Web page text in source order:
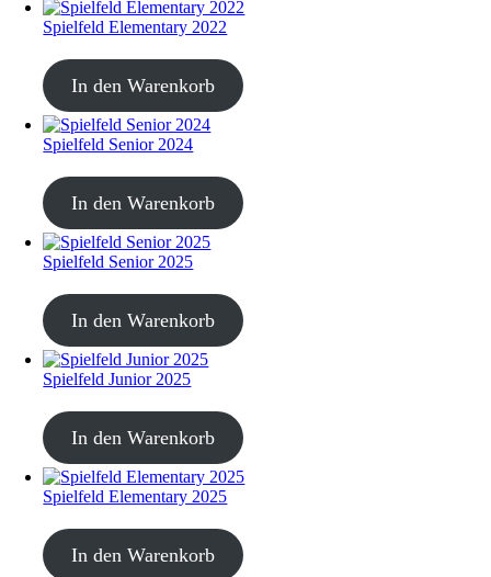
Spielfeld Elementary 2022
CHF20.00
In den Warenkorb
Spielfeld Senior 2024
CHF20.00
In den Warenkorb
Spielfeld Senior 2025
CHF30.00
In den Warenkorb
Spielfeld Junior 2025
CHF30.00
In den Warenkorb
Spielfeld Elementary 2025
CHF30.00
In den Warenkorb